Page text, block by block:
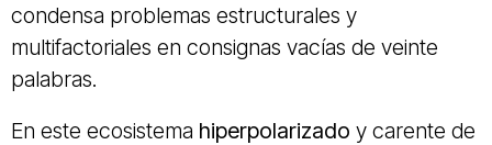
condensa problemas estructurales y
multifactoriales en consignas vacías de veinte
palabras.
En este ecosistema hiperpolarizado y carente de